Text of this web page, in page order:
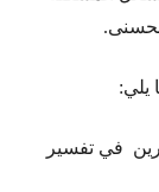
يلي:
في تفسير